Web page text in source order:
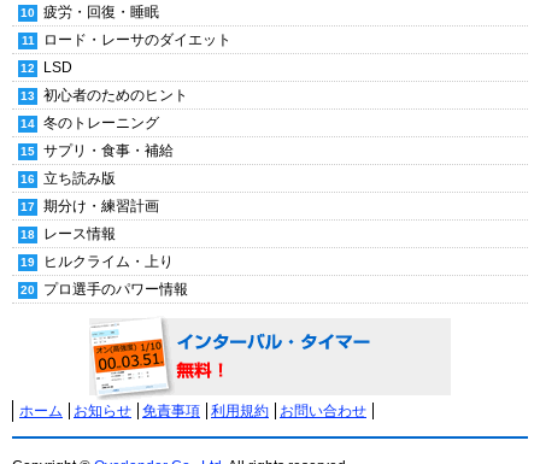
疲労・回復・睡眠
ロード・レーサのダイエット
LSD
初心者のためのヒント
冬のトレーニング
サプリ・食事・補給
立ち読み版
期分け・練習計画
レース情報
ヒルクライム・上り
プロ選手のパワー情報
ホーム お知らせ 免責事項 利用規約 お問い合わせ